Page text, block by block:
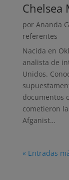
Chelsea
por Ananda
referentes
Nacida en
analista de
Unidos.
documentos
cometieron
Afganist…
« Entradas